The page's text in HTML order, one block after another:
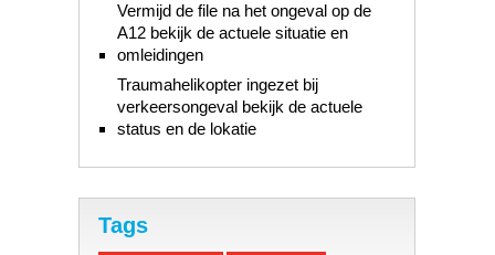
Vermijd de file na het ongeval op de
A12 bekijk de actuele situatie en
omleidingen
Traumahelikopter ingezet bij
verkeersongeval bekijk de actuele
status en de lokatie
Tags